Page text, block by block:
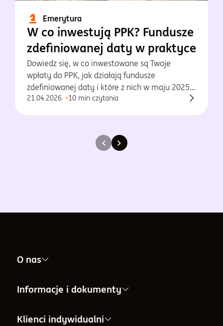
Emerytura
W co inwestują PPK? Fundusze
zdefiniowanej daty w praktyce
Dowiedz się, w co inwestowane są Twoje
wpłaty do PPK, jak działają fundusze
zdefiniowanej daty i które z nich w maju 2025
osiągnęły najlepsze wyniki.
21.04.2026 10 min czytania
O nas
Nasza firma
Informacje i dokumenty
Informacje i dokumenty
Klienci indywidualni